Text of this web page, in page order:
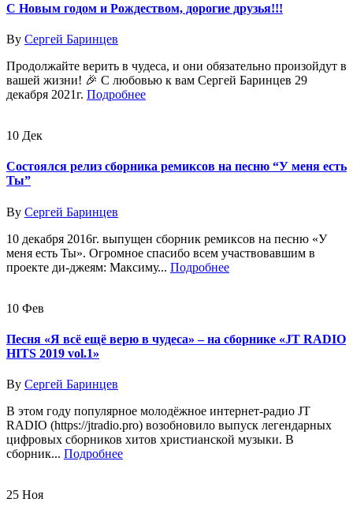
С Новым годом и Рождеством, дорогие друзья!!!
By Сергей Баринцев
Продолжайте верить в чудеса, и они обязательно произойдут в
вашей жизни! 🎉 С любовью к вам Сергей Баринцев 29
декабря 2021г. Подробнее
10 Дек
Состоялся релиз сборника ремиксов на песню “У меня есть
Ты”
By Сергей Баринцев
10 декабря 2016г. выпущен сборник ремиксов на песню «У
меня есть Ты». Огромное спасибо всем участвовавшим в
проекте ди-джеям: Максиму... Подробнее
10 Фев
Песня «Я всё ещё верю в чудеса» – на сборнике «JT RADIO
HITS 2019 vol.1»
By Сергей Баринцев
В этом году популярное молодёжное интернет-радио JT
RADIO (https://jtradio.pro) возобновило выпуск легендарных
цифровых сборников хитов христианской музыки. В
сборник... Подробнее
25 Ноя